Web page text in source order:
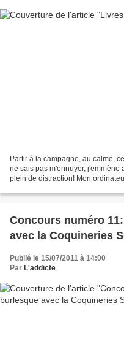
Partir à la campagne, au calme,
ne sais pas m'ennuyer, j'emmène
plein de distraction! Mon
Concours numéro
avec la Coquineries
Publié le 15/07/2011 à 14:00
Par L'addicte